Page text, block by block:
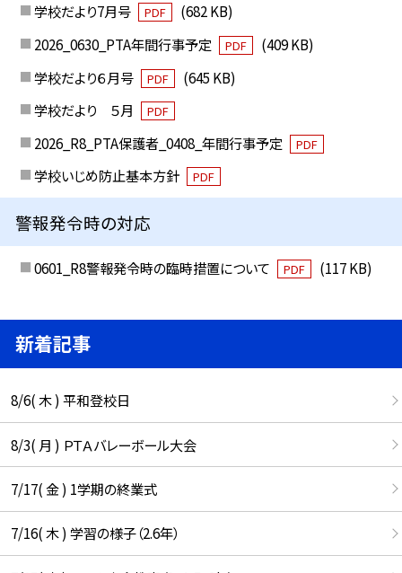
学校だより7月号 PDF
(682 KB)
2026_0630_PTA年間行事予定
PDF
(409 KB)
学校だより６月号
PDF
(645 KB)
学校だより ５月
PDF
2026_R8_PTA保護者_0408_年間行事予定 PDF
学校いじめ防止基本方針 PDF
警報発令時の対応
0601_R8警報発令時の臨時措置について PDF (117 KB)
新着記事
8/6( 木 ) 平和登校日
8/3( 月 ) ＰＴＡバレーボール大会
7/17( 金 ) 1学期の終業式
7/16( 木 ) 学習の様子（2.6年）